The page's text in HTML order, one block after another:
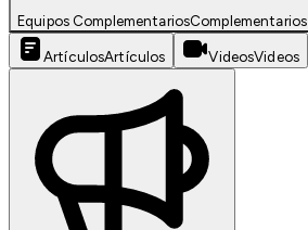
Equipos ComplementariosComplementarios
ArtículosArtículos VideosVideos